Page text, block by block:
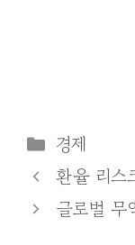
Categories
경제
환율 리스
글로벌 무